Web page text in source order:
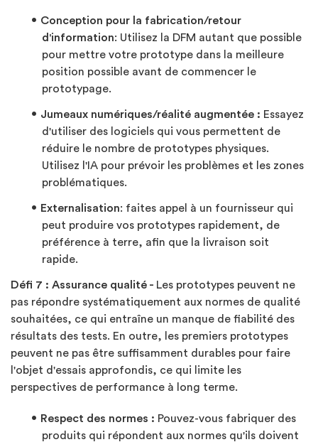
Conception pour la fabrication/retour
d'information: Utilisez la DFM autant que possible
pour mettre votre prototype dans la meilleure
position possible avant de commencer le
prototypage.
Jumeaux numériques/réalité augmentée : Essayez
d'utiliser des logiciels qui vous permettent de
réduire le nombre de prototypes physiques.
Utilisez l'IA pour prévoir les problèmes et les zones
problématiques.
Externalisation: faites appel à un fournisseur qui
peut produire vos prototypes rapidement, de
préférence à terre, afin que la livraison soit
rapide.
Défi 7 : Assurance qualité - Les prototypes peuvent ne
pas répondre systématiquement aux normes de qualité
souhaitées, ce qui entraîne un manque de fiabilité des
résultats des tests. En outre, les premiers prototypes
peuvent ne pas être suffisamment durables pour faire
l'objet d'essais approfondis, ce qui limite les
perspectives de performance à long terme.
Respect des normes : Pouvez-vous fabriquer des
produits qui répondent aux normes qu'ils doivent